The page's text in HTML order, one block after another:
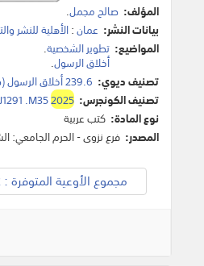
المؤلف: صالح مجمل.
بيانات النشر: عمان:الأهلية للنشر
المواضيع: تطوير الشخصية.
أخلاق الرسول.
تصنيف ديوي: 239.6 أخلاق الرسول (صلى الله عليه وسلم).
تصنيف الكونجرس:
.M352025
نوع المادة: كتب عربية
المصدر: فرع نزوى - الحرم الجامعي:
مجموع الأوعية المتوفرة : 2